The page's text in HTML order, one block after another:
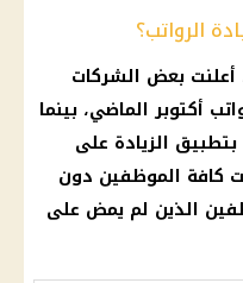
الرواتب؟
بعض الشركات
أكتوبر الماضي، بينما
الزيادة على
شملت كافة الموظفين دون
الذين لم يمض على